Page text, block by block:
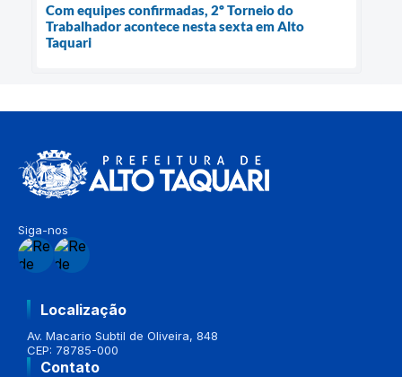
Com equipes confirmadas, 2º Torneio do
Trabalhador acontece nesta sexta em Alto
Taquari
Siga-nos
Localização
Av. Macario Subtil de Oliveira, 848
CEP: 78785-000
Contato